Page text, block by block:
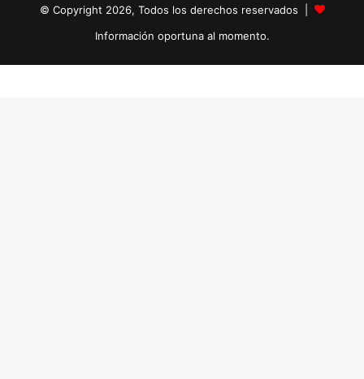
© Copyright 2026, Todos los derechos reservados |
Información oportuna al momento.